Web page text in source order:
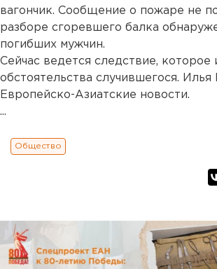
вагончик. Сообщение о пожаре не
разборе сгоревшего балка
погибших мужчин.
Сейчас ведется следствие, которое
обстоятельства случившегося. Илья
Европейско-Азиатские новости.
...
Общество